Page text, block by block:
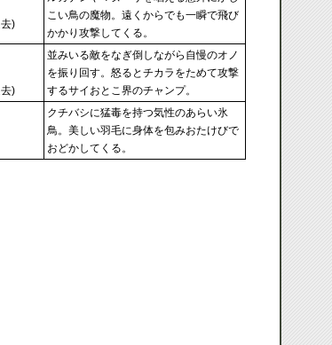
)
こい鳥の魔物。遠くからでも一瞬で飛び
かかり攻撃してくる。
)
並みいる敵をなぎ倒しながら自慢のオノ
を振り回す。怒るとチカラをためて攻撃
するサイおとこ界のチャンプ。
クチバシに猛毒を持つ気性のあらい氷
鳥。美しい羽毛に身体を包みおたけびで
おどかしてくる。